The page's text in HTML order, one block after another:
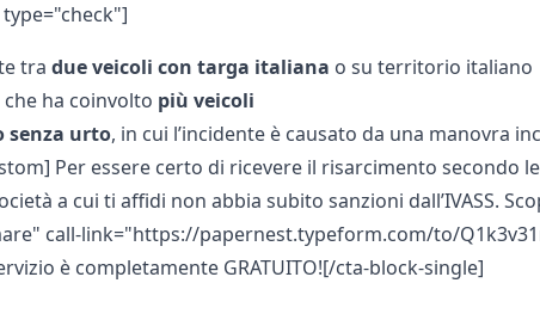
tra due veicoli con targa italiana o su territorio italiano
ha coinvolto più veicoli
senza urto, in cui l’incidente è causato da una manovra
Per essere certo di ricevere il risarcimento secondo
a cui ti affidi non abbia subito sanzioni dall’IVASS.
call-link="https://papernest.typeform.com/to/
è completamente GRATUITO![/cta-block-single]